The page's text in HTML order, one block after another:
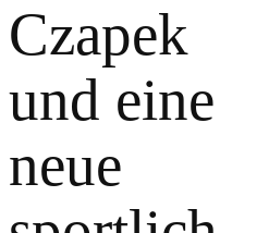
Czapek
und eine
neue